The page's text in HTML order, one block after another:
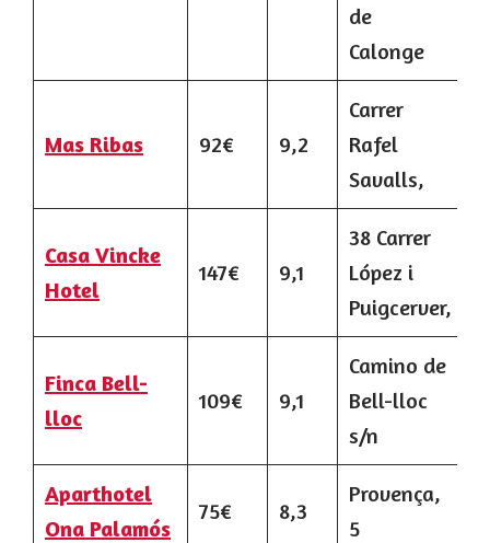
de
Calonge
Mas Ribas 92€ 9,2
Carrer
Rafel
Savalls,
Casa Vincke
Hotel
147€ 9,1
38 Carrer
López i
Puigcerver,
Finca Bell-
lloc
109€ 9,1
Camino de
Bell-lloc
s/n
Aparthotel
Ona Palamós
75€ 8,3
Provença,
5